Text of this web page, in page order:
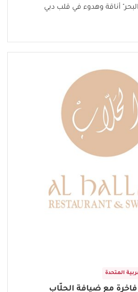
أناقة وهدوء في قلب دبي
المتحدة
مع ضيافة الحلّاب